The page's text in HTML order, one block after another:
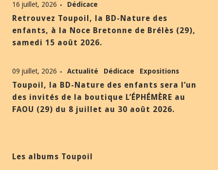
16 juillet, 2026 Dédicace
Retrouvez Toupoil, la BD-Nature des
enfants, à la Noce Bretonne de Brélès (29),
samedi 15 août 2026.
09 juillet, 2026 Actualité Dédicace Expositions
Toupoil, la BD-Nature des enfants sera l’un
des invités de la boutique L’ÉPHÉMÈRE au
FAOU (29) du 8 juillet au 30 août 2026.
Les albums Toupoil